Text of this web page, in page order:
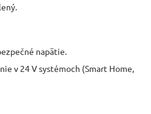
napätie.
v 24 V systémoch (Smart Home,